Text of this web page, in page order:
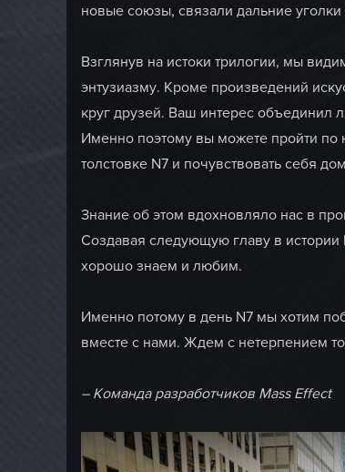
новые союзы, связали дальние
Взглянув на истоки трилогии, мы
энтузиазму. Кроме произведений
круг друзей. Ваш интерес объединил
Именно поэтому вы можете пройти по
толстовке N7 и почувствовать себя
Знание об этом вдохновляло нас в
Создавая следующую главу в истории
хорошо знаем и любим.
Именно потому в день N7 мы хотим
вместе с нами. Ждем с нетерпением
– Команда разработчиков Mass Effect